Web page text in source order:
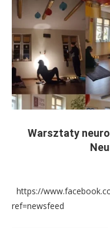
Warsztaty
https://
ref=newsfeed